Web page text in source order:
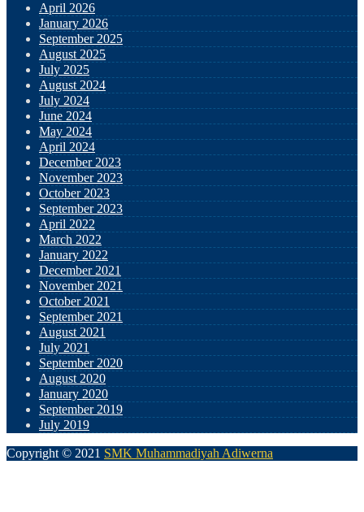
April 2026
January 2026
September 2025
August 2025
July 2025
August 2024
July 2024
June 2024
May 2024
April 2024
December 2023
November 2023
October 2023
September 2023
April 2022
March 2022
January 2022
December 2021
November 2021
October 2021
September 2021
August 2021
July 2021
September 2020
August 2020
January 2020
September 2019
July 2019
Copyright © 2021 SMK Muhammadiyah Adiwerna